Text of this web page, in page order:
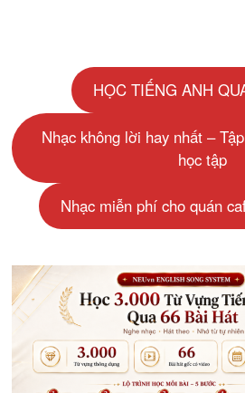
HỌC TIẾNG ANH
Nhạc không lời hay nhất –
học tập
Nhạc miễn phí cho quán